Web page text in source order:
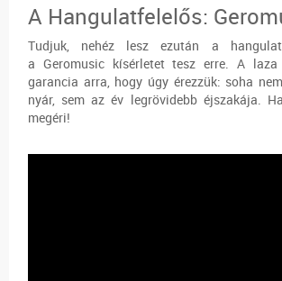
A Hangulatfelelős:
Tudjuk, nehéz lesz ezután a
a Geromusic kísérletet tesz erre. A
garancia arra, hogy úgy érezzük: soha
nyár, sem az év legrövidebb éjszakája.
megéri!